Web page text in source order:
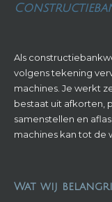
Als
volgens tekening
machines. Je werkt
bestaat uit afkorten,
samenstellen en
machines kan tot de
Wat wij